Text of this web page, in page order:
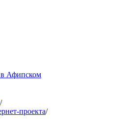
в Афипском
/
проекта/